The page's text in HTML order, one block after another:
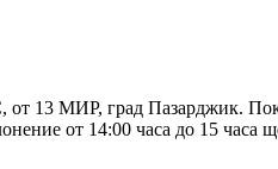
от 13 МИР, град Пазарджик.
от 14:00 часа до 15 часа